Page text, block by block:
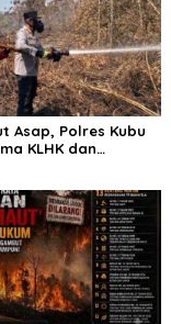
Asap, Polres Kubu
KLHK dan